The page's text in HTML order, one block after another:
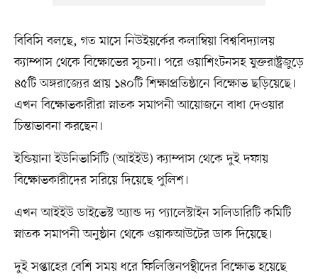
বিবিসি বলছে, গত মাসে নিউইয়র্কের কলাম্বিয়া বিশ্ববিদ্যালয়
ক্যাম্পাস থেকে বিক্ষোভের সূচনা। পরে ওয়াশিংটনসহ যুক্তরাষ্ট্রজুড়ে
৪৫টি অঙ্গরাজ্যের প্রায় ১৪০টি শিক্ষাপ্রতিষ্ঠানে বিক্ষোভ ছড়িয়েছে।
এখন বিক্ষোভকারীরা স্নাতক সমাপনী আয়োজনে বাধা দেওয়ার
চিন্তাভাবনা করছেন।
ইন্ডিয়ানা ইউনিভার্সিটি (আইইউ) ক্যাম্পাস থেকে দুই দফায়
বিক্ষোভকারীদের সরিয়ে দিয়েছে পুলিশ।
এখন আইইউ ডাইভেস্ট অ্যান্ড দ্য প্যালেস্টাইন সলিডারিটি কমিটি
স্নাতক সমাপনী অনুষ্ঠান থেকে ওয়াকআউটের ডাক দিয়েছে।
দুই সপ্তাহের বেশি সময় ধরে ফিলিস্তিনপন্থীদের বিক্ষোভ হয়েছে